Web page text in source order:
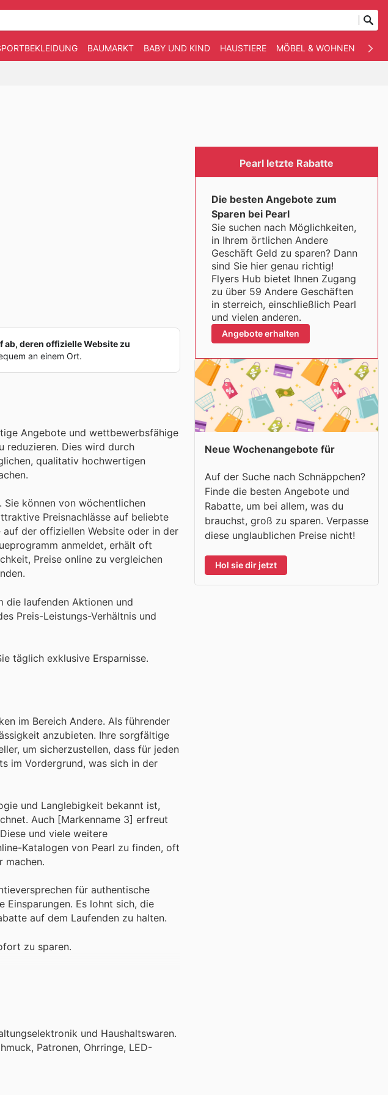
BAUMARKT BABY UND KIND HAUSTIERE MÖBEL & WOHNEN
deren offizielle Website zu
an einem Ort.
Angebote und wettbewerbsfähige
reduzieren. Dies wird durch
qualitativ hochwertigen
Sie können von wöchentlichen
Preisnachlässe auf beliebte
der offiziellen Website oder in der
anmeldet, erhält oft
Preise online zu vergleichen
die laufenden Aktionen und
Preis-Leistungs-Verhältnis und
täglich exklusive Ersparnisse.
im Bereich Andere. Als führender
anzubieten. Ihre sorgfältige
um sicherzustellen, dass für jeden
im Vordergrund, was sich in der
und Langlebigkeit bekannt ist,
Auch [Markenname 3] erfreut
und viele weitere
Katalogen von Pearl zu finden, oft
machen.
für authentische
Einsparungen. Es lohnt sich, die
auf dem Laufenden zu halten.
zu sparen.
und Haushaltswaren.
Patronen, Ohrringe, LED-
Pearl letzte Rabatte
Die besten Angebote zum
Sparen bei Pearl
Sie suchen nach Möglichkeiten,
in Ihrem örtlichen Andere
Geschäft Geld zu sparen? Dann
sind Sie hier genau richtig!
Flyers Hub bietet Ihnen Zugang
zu über 59 Andere Geschäften
in sterreich, einschließlich Pearl
und vielen anderen.
Angebote erhalten
Neue Wochenangebote für
Auf der Suche nach Schnäppchen?
Finde die besten Angebote und
Rabatte, um bei allem, was du
brauchst, groß zu sparen. Verpasse
diese unglaublichen Preise nicht!
Hol sie dir jetzt